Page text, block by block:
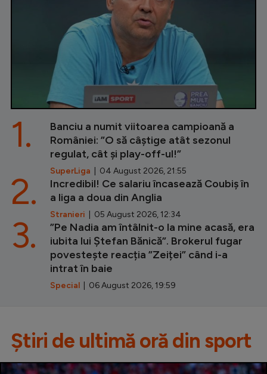
Banciu a numit viitoarea campioană a
României: ”O să câștige atât sezonul
regulat, cât și play-off-ul!”
SuperLiga | 04 August 2026, 21:55
1.
Incredibil! Ce salariu încasează Coubiș în
a liga a doua din Anglia
Stranieri | 05 August 2026, 12:34
2.
”Pe Nadia am întâlnit-o la mine acasă, era
iubita lui Ștefan Bănică”. Brokerul fugar
povestește reacția ”Zeiței” când i-a
intrat în baie
Special | 06 August 2026, 19:59
3.
Știri de ultimă oră din sport